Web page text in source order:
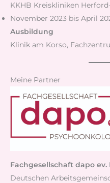
KKHB Kreiskliniken
November 2023 bis April
Ausbildung
Klinik am Korso,
Meine Partner
Fachgesellschaft dapo
Deutschen